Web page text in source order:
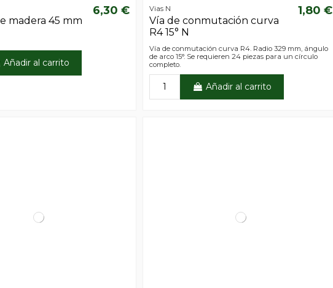
madera 45 mm
6,30 €
Añadir al carrito
Vias N
Vía de conmutación curva
R4 15° N
1,80 €
Vía de conmutación curva R4. Radio 329 mm, ángulo
de arco 15°. Se requieren 24 piezas para un círculo
completo.
Añadir al carrito